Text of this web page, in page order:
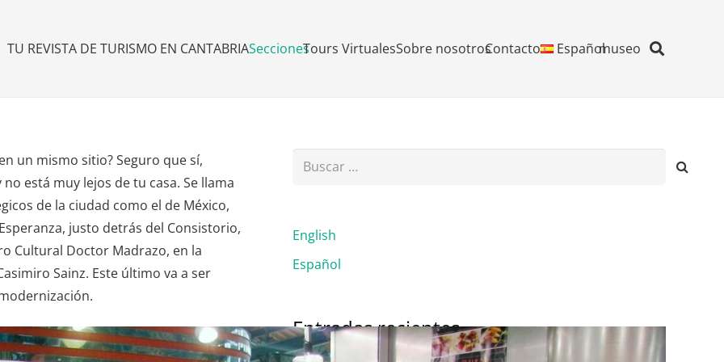
TU REVISTA DE TURISMO EN CANTABRIASeccionesTours VirtualesSobre nosotrosContacto Españolmuseo
un mismo sitio? Seguro que sí,
está muy lejos de tu casa. Se llama
de la ciudad como el de México,
justo detrás del Consistorio,
Cultural Doctor Madrazo, en la
Sainz. Este último va a ser
Buscar:
English
Español
Entradas recientes